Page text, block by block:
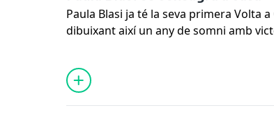
Paula Blasi ja té la seva primera Volta
dibuixant així un any de somni amb
Durango i Tour dels Pirineus. Ara li
entrevistem Paula Blasi, Mireia Benito
millors catalanes a la Volta. Però